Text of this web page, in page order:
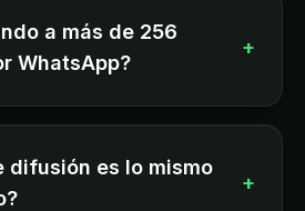
a más de 256
WhatsApp?
+
difusión es lo mismo
+